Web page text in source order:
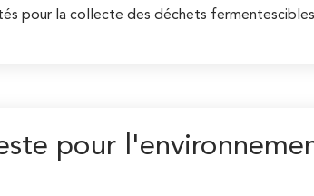
pour la collecte des déchets
pour